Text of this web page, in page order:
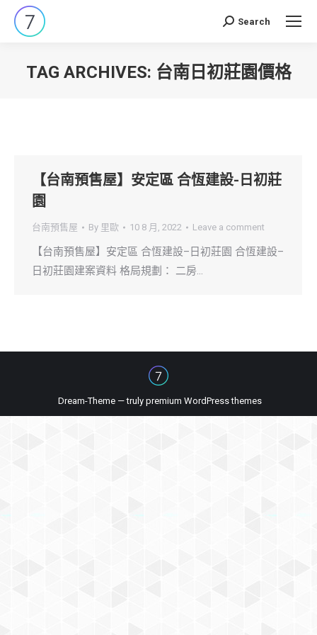
Search:
Search
TAG ARCHIVES: 台南日初莊園價格
【台南預售屋】安定區 合恆建設-日初莊
園
台南預售屋 By 里歐 10 8 月, 2022 Leave a comment
【台南預售屋】安定區 合恆建設–日初莊園 合恆建設–
日初莊園建案資料 格局規劃： 二房…
Dream-Theme — truly premium WordPress themes